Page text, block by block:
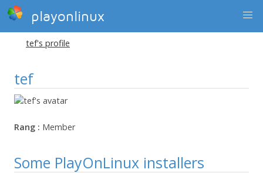
playonlinux
tef's profile
tef
Rang : Member
Some PlayOnLinux installers